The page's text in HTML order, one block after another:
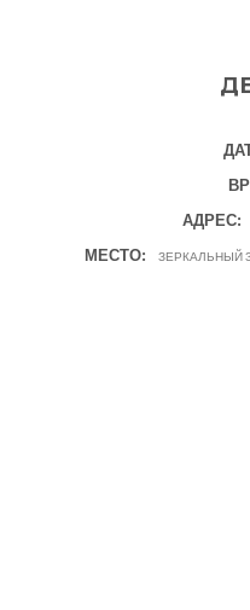
АДРЕС:
МЕСТО: ЗЕРКАЛЬНЫЙ